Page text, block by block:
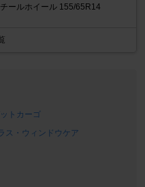
チールホイール 155/65R14
トカーゴ
ス・ウィンドウケア